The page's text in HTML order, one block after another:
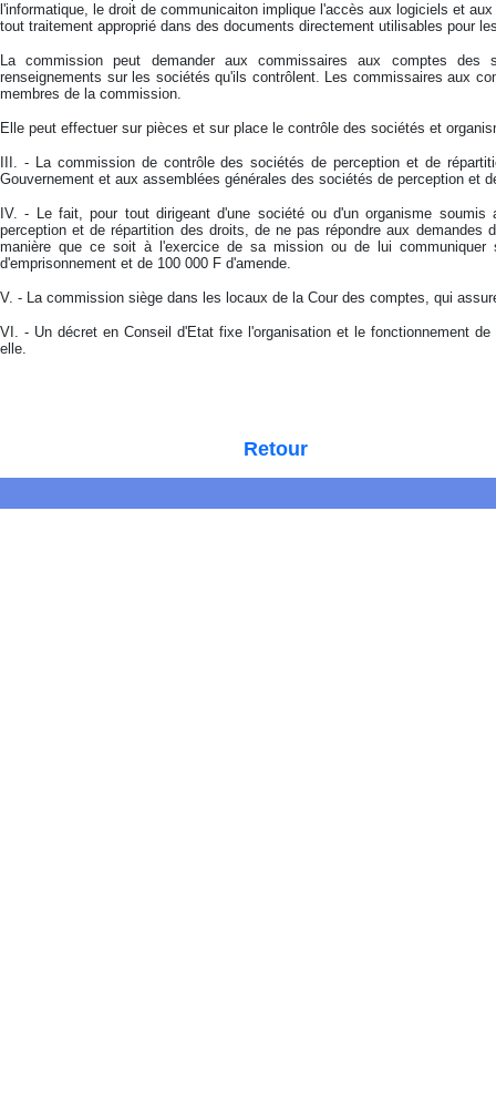
l'informatique, le droit de communicaiton implique l'accès aux logiciels et
tout traitement approprié dans des documents directement utilisables pour
La commission peut demander aux commissaires aux comptes
renseignements sur les sociétés qu'ils contrôlent. Les commissaires aux
membres de la commission.
Elle peut effectuer sur pièces et sur place le contrôle des sociétés et
III. - La commission de contrôle des sociétés de perception et de
Gouvernement et aux assemblées générales des sociétés de perception et
IV. - Le fait, pour tout dirigeant d'une société ou d'un organisme
perception et de répartition des droits, de ne pas répondre aux demandes
manière que ce soit à l'exercice de sa mission ou de lui communiquer
d'emprisonnement et de 100 000 F d'amende.
V. - La commission siège dans les locaux de la Cour des comptes, qui
VI. - Un décret en Conseil d'Etat fixe l'organisation et le fonctionnement
elle.
Retour